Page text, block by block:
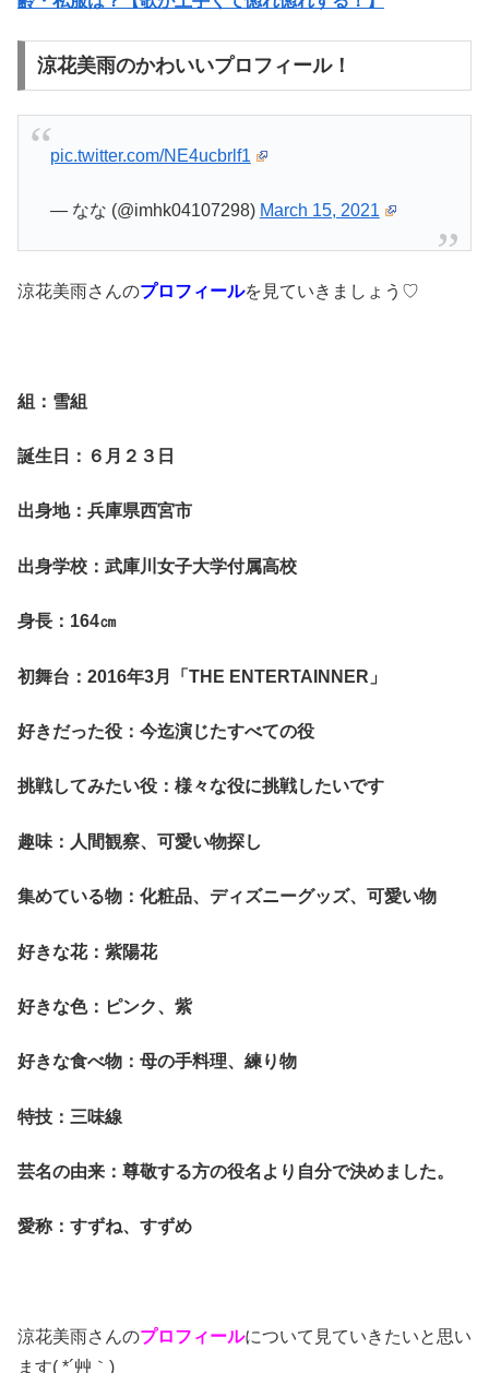
涼花美雨のかわいいプロフィール！
pic.twitter.com/NE4ucbrlf1
— なな (@imhk04107298) March 15, 2021
涼花美雨さんのプロフィールを見ていきましょう♡
組：雪組
誕生日：６月２３日
出身地：兵庫県西宮市
出身学校：武庫川女子大学付属高校
身長：164㎝
初舞台：2016年3月「THE ENTERTAINNER」
好きだった役：今迄演じたすべての役
挑戦してみたい役：様々な役に挑戦したいです
趣味：人間観察、可愛い物探し
集めている物：化粧品、ディズニーグッズ、可愛い物
好きな花：紫陽花
好きな色：ピンク、紫
好きな食べ物：母の手料理、練り物
特技：三味線
芸名の由来：尊敬する方の役名より自分で決めました。
愛称：すずね、すずめ
涼花美雨さ んのプロフィールについて見ていきたいと思い
ます( *´艸｀)